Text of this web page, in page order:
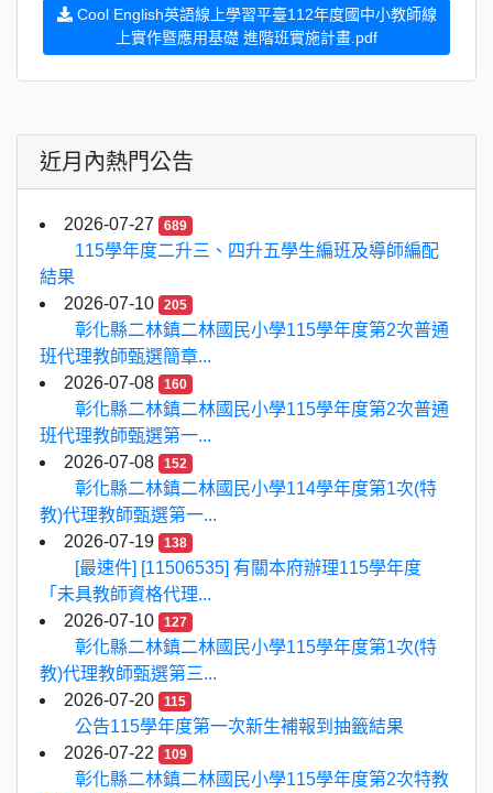
Cool English英語線上學習平臺112年度國中小教師線
上實作暨應用基礎 進階班實施計畫.pdf
近月內熱門公告
2026-07-27 689
115學年度二升三、四升五學生編班及導師編配
結果
2026-07-10
205
彰化縣二林鎮二林國民小學115學年度第2次普通
班代理教師甄選簡章...
2026-07-08
160
彰化縣二林鎮二林國民小學115學年度第2次普通
班代理教師甄選第一...
2026-07-08
152
彰化縣二林鎮二林國民小學114學年度第1次(特
教)代理教師甄選第一...
2026-07-19
138
[最速件] [11506535] 有關本府辦理115學年度
「未具教師資格代理...
2026-07-10
127
彰化縣二林鎮二林國民小學115學年度第1次(特
教)代理教師甄選第三...
2026-07-20
115
公告115學年度第一次新生補報到抽籤結果
2026-07-22
109
彰化縣二林鎮二林國民小學115學年度第2次特教